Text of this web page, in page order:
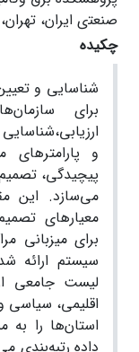
ﺻﻨﻌﺘی اﻳﺮان،
چکیده
شناسایی و
برای
و
پیچیدگی،
می‌سازد. این
معیارهای
برای میزبانی
سیستم ارائه
لیست جامعی
اقلیمی، سیاسی
استان‌ها را به